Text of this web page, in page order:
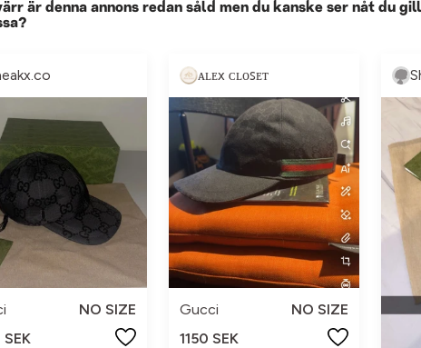
är denna annons redan såld men du kanske ser nåt du
NO SIZE
ᴀʟᴇx ᴄʟᴏꜱᴇᴛ
Gucci
NO SIZE
1150 SEK